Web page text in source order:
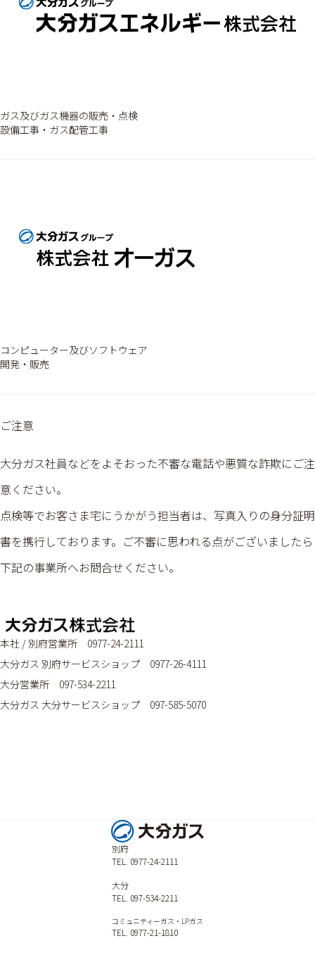
ガス及びガス機器の販売・点検
設備工事・ガス配管工事
コンピューター及びソフトウェア
開発・販売
ご注意
大分ガス社員などをよそおった不審な電話や悪質な詐欺にご注
意ください。
点検等でお客さま宅にうかがう担当者は、写真入りの身分証明
書を携行しております。ご不審に思われる点がございましたら
下記の事業所へお問合せください。
本社 / 別府営業所 0977-24-2111
大分ガス 別府サービスショップ 0977-26-4111
大分営業所 097-534-2211
大分ガス 大分サービスショップ 097-585-5070
別府
TEL. 0977-24-2111
大分
TEL. 097-534-2211
コミュニティーガス・LPガス
TEL. 0977-21-1810